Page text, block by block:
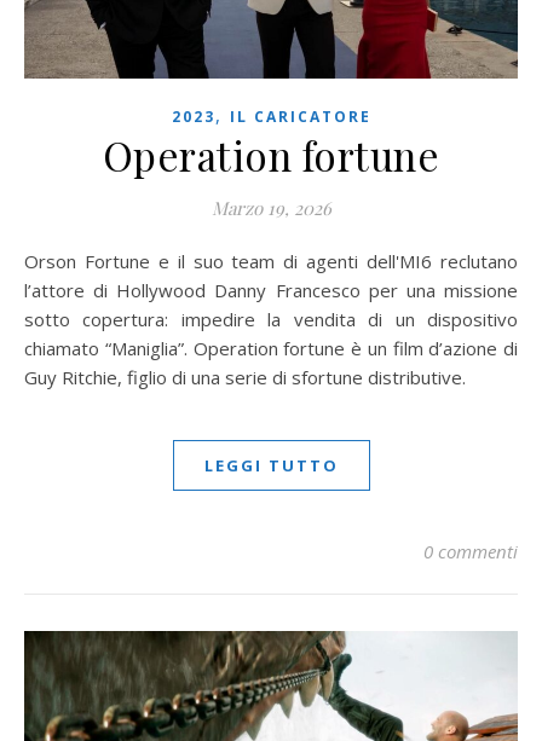
2023, IL CARICATORE
Operation fortune
Marzo 19, 2026
Orson Fortune e il suo team di agenti dell'MI6 reclutano
l’attore di Hollywood Danny Francesco per una missione
sotto copertura: impedire la vendita di un dispositivo
chiamato “Maniglia”. Operation fortune è un film d’azione di
Guy Ritchie, figlio di una serie di sfortune distributive.
LEGGI TUTTO
0 commenti